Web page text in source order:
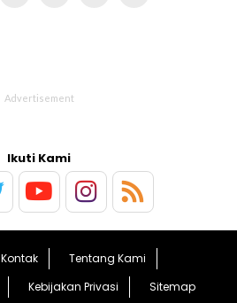
Ikuti Kami
Kontak
Tentang Kami
Kebijakan Privasi Sitemap